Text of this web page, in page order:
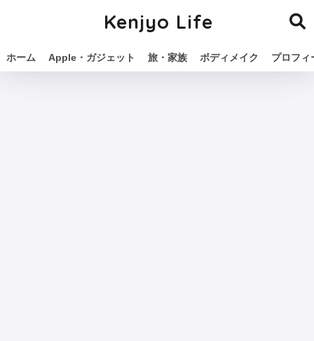
Kenjyo Life
ホーム Apple・ガジェット 旅・家族 ボディメイク プロフィ